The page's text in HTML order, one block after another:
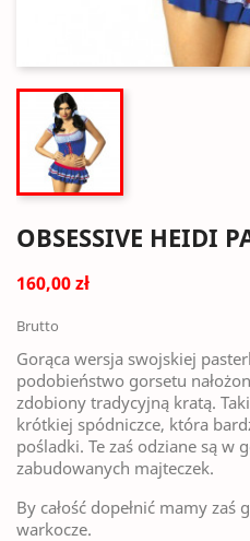
OBSESSIVE HEIDI
160,00 zł
Brutto
Gorąca wersja swojskiej
podobieństwo gorsetu
zdobiony tradycyjną kratą.
krótkiej spódniczce, która
pośladki. Te zaś odziane są w
zabudowanych majteczek.
By całość dopełnić mamy
warkocze.